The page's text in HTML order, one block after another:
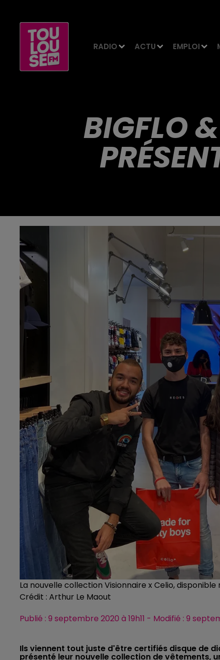
RADIO ACTU EMPLOI
BIGFLO
La nouvelle collection Visionnaire x Celio,
Crédit : Arthur Le Maout
Publié : 9 septembre 2020 à 19h11 - Modifié : 9
Ils viennent tout juste d'être certifiés disque de
présenté leur nouvelle collection de vêtements,